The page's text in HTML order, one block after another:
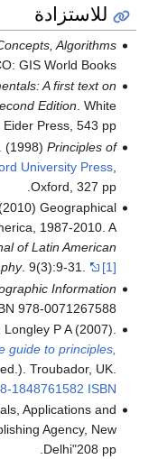
للاستزادة
Algorithms
GIS World Books.
A first text on
Edition. White
Press, 543 pp.
(1998) Principles of
University Press,
Oxford, 327 pp.
Geographical
1987-2010. A
of Latin American
. 9(3):9-31.
[1]
Information
978-0071267588
P A (2007).
guide to principles,
Troubador, UK.
ISBN
1848761582
Applications and
Agency, New
Delhi"208 pp.